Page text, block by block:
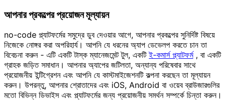
আপনার প্রকল্পের প্রয়োজন মূল্যায়ন
no-code প্ল্যাটফর্মের সমুদ্রে ডুব দেওয়ার আগে, আপনার প্রকল্পের সুনির্দিষ্ট বিষয়ে
নিজেকে নোঙ্গর করা অপরিহার্য। আপনি যে ধরনের অ্যাপ ডেভেলপ করতে চান তা
বিবেচনা করুন - এটি একটি টাস্ক ম্যানেজমেন্ট টুল, একটিই-কমার্স প্ল্যাটফর্ম, বা একটি
গ্রাহক জড়িত সমাধান। আপনার অ্যাপের জটিলতা, অন্যান্য পরিষেবার সাথে
প্রয়োজনীয় ইন্টিগ্রেশন এবং আপনি যে কাস্টমাইজেশনটি কল্পনা করছেন তা মূল্যায়ন
করুন। উপরন্তু, আপনার শ্রোতাদের এবং iOS, Android বা ওয়েব ব্রাউজারগুলির
মতো বিভিন্ন ডিভাইস এবং প্ল্যাটফর্মের জন্য প্রয়োজনীয় সমর্থন সম্পর্কে চিন্তা করুন।